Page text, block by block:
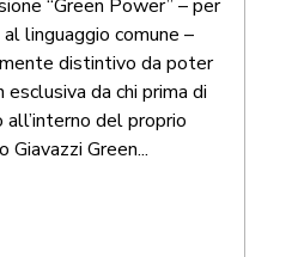
“Green Power” – per
linguaggio comune –
distintivo da poter
da chi prima di
del proprio
Giavazzi Green...